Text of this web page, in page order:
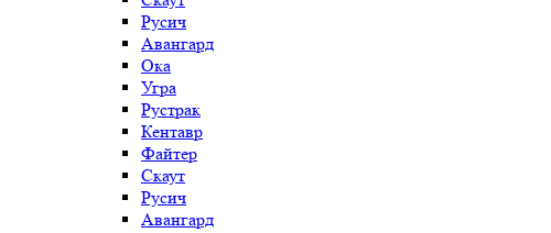
Русич
Авангард
Ока
Угра
Рустрак
Кентавр
Файтер
Скаут
Русич
Авангард